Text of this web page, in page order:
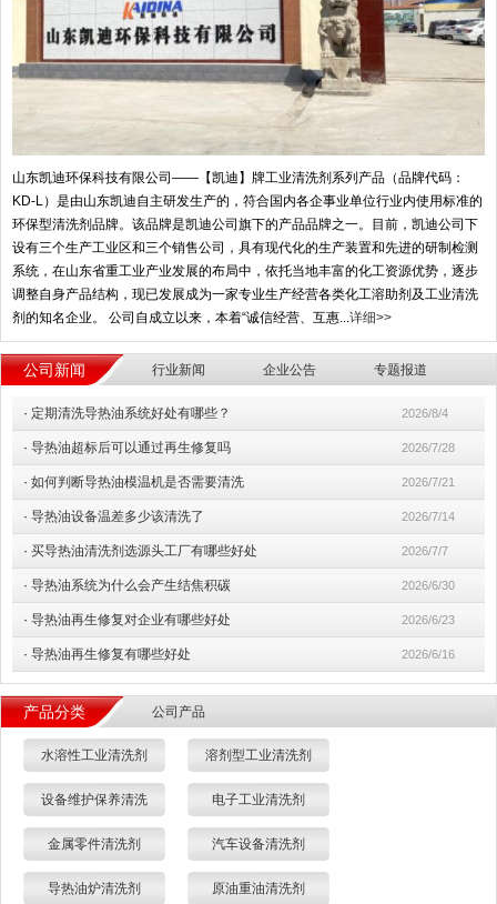
山东凯迪环保科技有限公司——【凯迪】牌工业清洗剂系列产品（品牌代码：
KD-L）是由山东凯迪自主研发生产的，符合国内各企事业单位行业内使用标准的
环保型清洗剂品牌。该品牌是凯迪公司旗下的产品品牌之一。目前，凯迪公司下
设有三个生产工业区和三个销售公司，具有现代化的生产装置和先进的研制检测
系统，在山东省重工业产业发展的布局中，依托当地丰富的化工资源优势，逐步
调整自身产品结构，现已发展成为一家专业生产经营各类化工溶助剂及工业清洗
剂的知名企业。 公司自成立以来，本着“诚信经营、互惠... 详细>>
公司新闻 行业新闻 企业公告 专题报道
· 定期清洗导热油系统好处有哪些？ 2026/8/4
· 导热油超标后可以通过再生修复吗 2026/7/28
· 如何判断导热油模温机是否需要清洗 2026/7/21
· 导热油设备温差多少该清洗了 2026/7/14
· 买导热油清洗剂选源头工厂有哪些好处 2026/7/7
· 导热油系统为什么会产生结焦积碳 2026/6/30
· 导热油再生修复对企业有哪些好处 2026/6/23
· 导热油再生修复有哪些好处 2026/6/16
产品分类 公司产品
水溶性工业清洗剂 溶剂型工业清洗剂
设备维护保养清洗 电子工业清洗剂
金属零件清洗剂 汽车设备清洗剂
导热油炉清洗剂 原油重油清洗剂